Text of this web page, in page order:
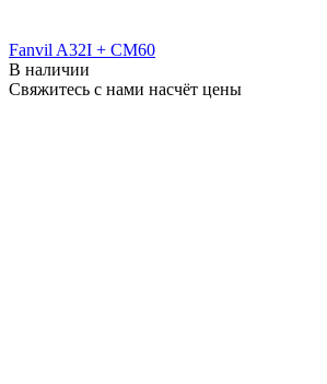
Fanvil A32I + CM60
В наличии
Свяжитесь с нами насчёт цены